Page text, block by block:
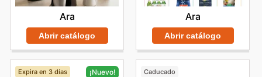
Ara
Abrir catálogo
Ara
Abrir catálogo
Expira en 3 días ¡Nuevo! Caducado